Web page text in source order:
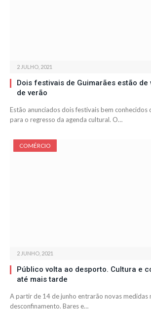
2 JULHO, 2021
Dois festivais de Guimarães estão de
de verão
Estão anunciados dois festivais bem conhecidos
para o regresso da agenda cultural. O…
COMÉRCIO
2 JUNHO, 2021
Público volta ao desporto. Cultura e
até mais tarde
A partir de 14 de junho entrarão novas medidas
desconfinamento. Bares e…